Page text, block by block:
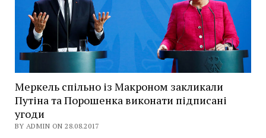
Меркель спільно із Макроном закликали
Путіна та Порошенка виконати підписані
угоди
BY ADMIN ON 28.08.2017